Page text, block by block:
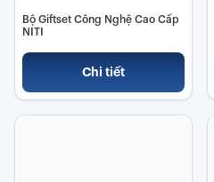
Bộ Giftset Công Nghệ Cao Cấp
NITI
Chi tiết